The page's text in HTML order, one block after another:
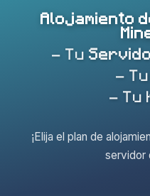
Alojamiento
- Tu
- Tu
- Tu
¡Elija el plan de
servidor